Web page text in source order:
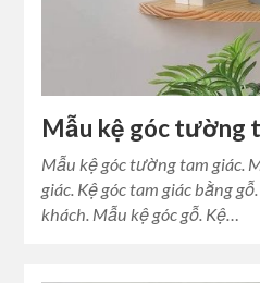
Mẫu kệ góc tường
Mẫu kệ góc tường tam giác.
giác. Kệ góc tam giác bằng
khách. Mẫu kệ góc gỗ. Kệ…